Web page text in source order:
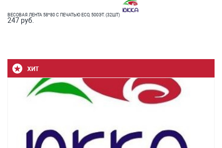
ВЕСОВАЯ ЛЕНТА 58*80 С ПЕЧАТЬЮ ECO, 500ЭТ. (32ШТ)
247 руб.
ХИТ